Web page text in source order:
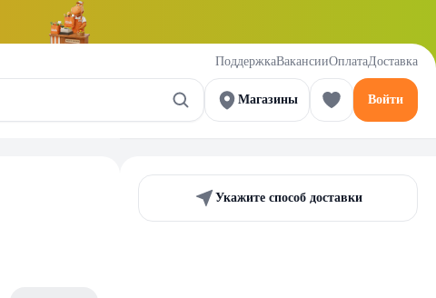
ПоддержкаВакансииОплатаДоставка
Магазины Войти
Укажите способ доставки